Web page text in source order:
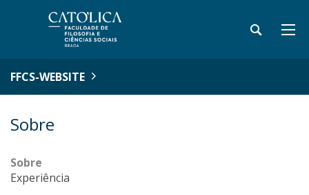
FFCS-WEBSITE
Sobre
Sobre
Experiência